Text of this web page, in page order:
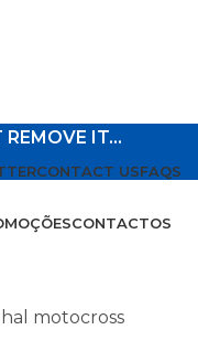
REMOVE IT…
CONTACT USFAQS
CONTACTOS
motocross